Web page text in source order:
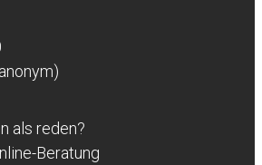
als reden?
Beratung